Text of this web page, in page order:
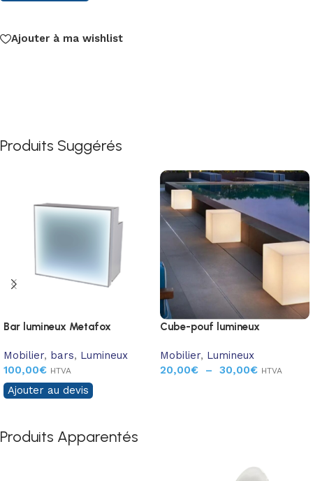
Ajouter à ma wishlist
Produits Suggérés
Bar lumineux Metafox
Mobilier, bars, Lumineux
100,00€ HTVA
Ajouter au devis
Cube-pouf lumineux
Mobilier, Lumineux
20,00€ – 30,00€ HTVA
Produits Apparentés